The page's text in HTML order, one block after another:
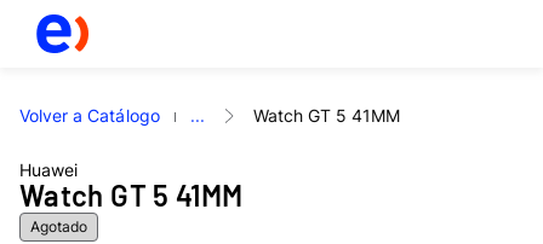
Volver a Catálogo ... Watch GT 5 41MM
Huawei
Watch GT 5 41MM
Agotado